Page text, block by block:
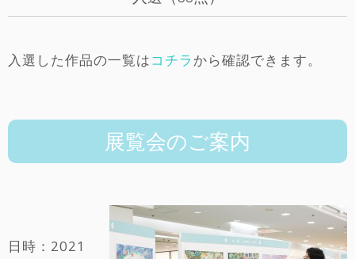
入選した作品の一覧は から確認できます。
展覧会のご案内
日時：2021